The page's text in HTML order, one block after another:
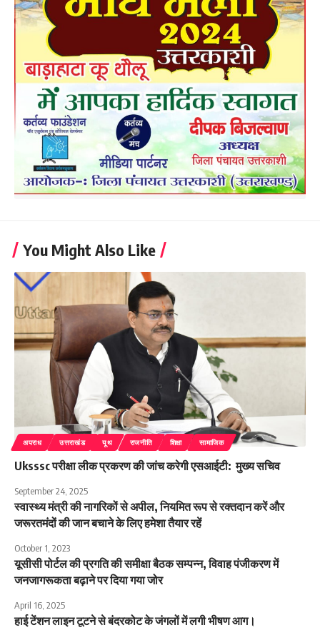
You Might Also Like
अपराध उत्तराखंड यूथ राजनीति शिक्षा सामाजिक
Uksssc परीक्षा लीक प्रकरण की जांच करेगी एसआईटी: मुख्य सचिव
September 24, 2025
स्वास्थ्य मंत्री की नागरिकों से अपील, नियमित रूप से रक्तदान करें और
जरूरतमंदों की जान बचाने के लिए हमेशा तैयार रहें
October 1, 2023
यूसीसी पोर्टल की प्रगति की समीक्षा बैठक सम्पन्न, विवाह पंजीकरण में
जनजागरूकता बढ़ाने पर दिया गया जोर
April 16, 2025
हाई टेंशन लाइन टूटने से बंदरकोट के जंगलों में लगी भीषण आग।